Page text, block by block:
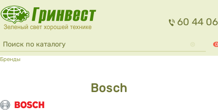
Перейти к основному содержанию
60 44 06
Форма поиска
Поиск 0
Вы здесь
Бренды
Bosch